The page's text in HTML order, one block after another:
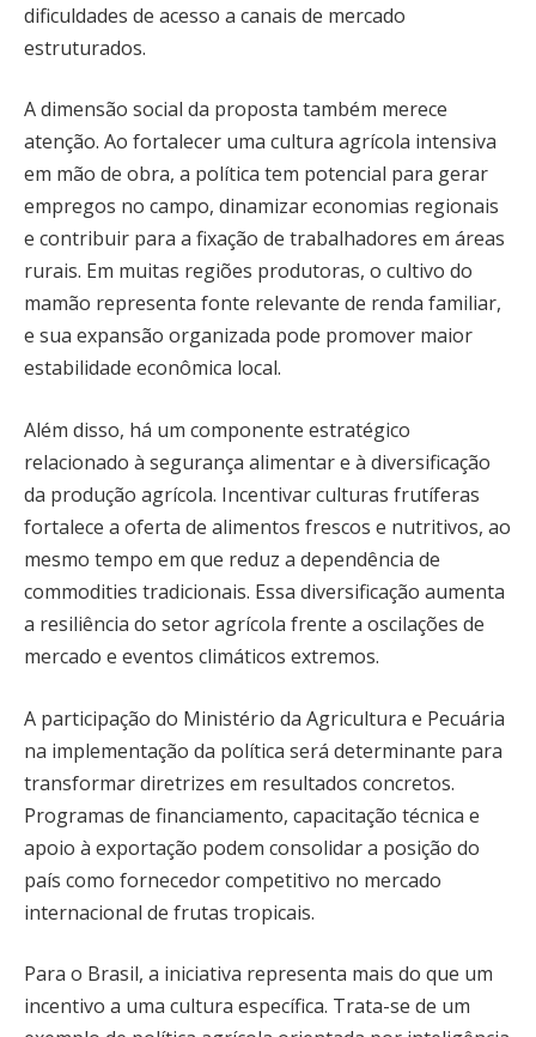
dificuldades de acesso a canais de mercado
estruturados.
A dimensão social da proposta também merece
atenção. Ao fortalecer uma cultura agrícola intensiva
em mão de obra, a política tem potencial para gerar
empregos no campo, dinamizar economias regionais
e contribuir para a fixação de trabalhadores em áreas
rurais. Em muitas regiões produtoras, o cultivo do
mamão representa fonte relevante de renda familiar,
e sua expansão organizada pode promover maior
estabilidade econômica local.
Além disso, há um componente estratégico
relacionado à segurança alimentar e à diversificação
da produção agrícola. Incentivar culturas frutíferas
fortalece a oferta de alimentos frescos e nutritivos, ao
mesmo tempo em que reduz a dependência de
commodities tradicionais. Essa diversificação aumenta
a resiliência do setor agrícola frente a oscilações de
mercado e eventos climáticos extremos.
A participação do Ministério da Agricultura e Pecuária
na implementação da política será determinante para
transformar diretrizes em resultados concretos.
Programas de financiamento, capacitação técnica e
apoio à exportação podem consolidar a posição do
país como fornecedor competitivo no mercado
internacional de frutas tropicais.
Para o Brasil, a iniciativa representa mais do que um
incentivo a uma cultura específica. Trata-se de um